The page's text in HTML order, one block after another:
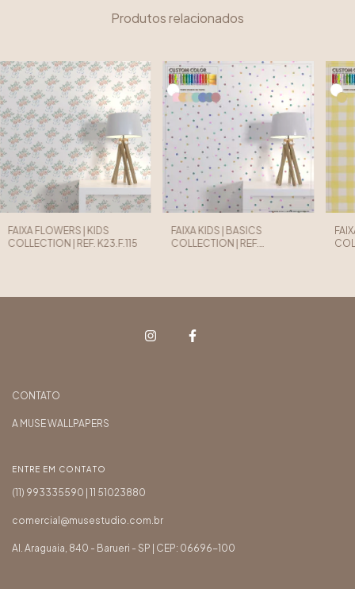
Produtos relacionados
FAIXA FLOWERS | KIDS
COLLECTION | REF. K23.F.115
FAIXA KIDS | BASICS
COLLECTION | REF.
CONTATO
A MUSE WALLPAPERS
ENTRE EM CONTATO
(11) 993335590 | 11 51023880
comercial@musestudio.com.br
Al. Araguaia, 840 - Barueri - SP | CEP: 06696-100